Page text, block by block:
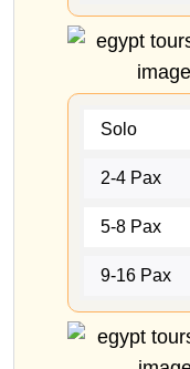
Solo
2-4 Pax
5-8 Pax
9-16 Pax